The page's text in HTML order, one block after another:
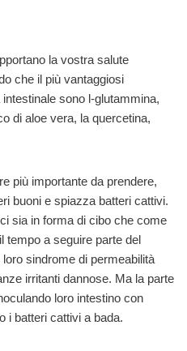
la vostra salute
che il più vantaggiosi
sono l-glutammina,
di aloe vera, la quercetina,
più importante da prendere,
buoni e spiazza batteri cattivi.
sia in forma di cibo che come
tempo a seguire parte del
sindrome di permeabilità
irritanti dannose. Ma la parte
loro intestino con
i batteri cattivi a bada.